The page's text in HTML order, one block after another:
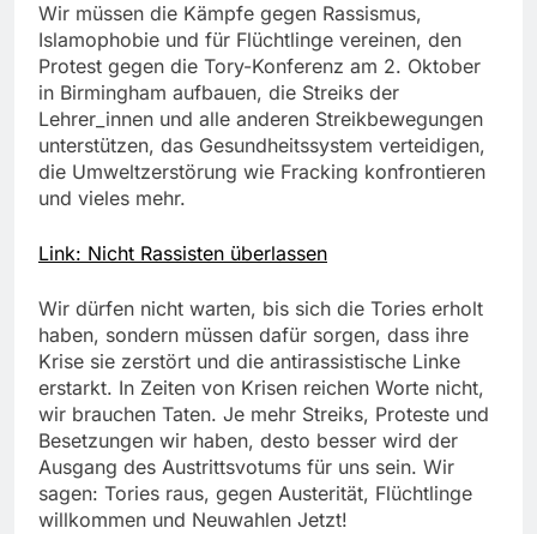
Wir müssen die Kämpfe gegen Rassismus,
Islamophobie und für Flüchtlinge vereinen, den
Protest gegen die Tory-Konferenz am 2. Oktober
in Birmingham aufbauen, die Streiks der
Lehrer_innen und alle anderen Streikbewegungen
unterstützen, das Gesundheitssystem verteidigen,
die Umweltzerstörung wie Fracking konfrontieren
und vieles mehr.
Link: Nicht Rassisten überlassen
Wir dürfen nicht warten, bis sich die Tories erholt
haben, sondern müssen dafür sorgen, dass ihre
Krise sie zerstört und die antirassistische Linke
erstarkt. In Zeiten von Krisen reichen Worte nicht,
wir brauchen Taten. Je mehr Streiks, Proteste und
Besetzungen wir haben, desto besser wird der
Ausgang des Austrittsvotums für uns sein. Wir
sagen: Tories raus, gegen Austerität, Flüchtlinge
willkommen und Neuwahlen Jetzt!